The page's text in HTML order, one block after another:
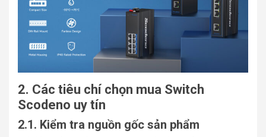
2. Các tiêu chí chọn mua Switch
Scodeno uy tín
2.1. Kiểm tra nguồn gốc sản phẩm